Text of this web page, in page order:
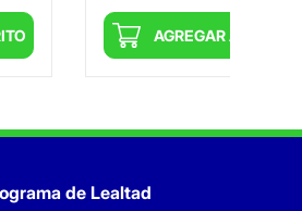
AGREGAR AL
de Lealtad